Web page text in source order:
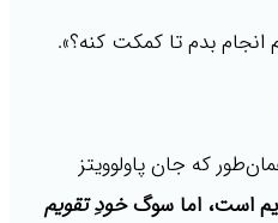
بدم تا کمکت کنه؟».
که جان پاولوویتز
است، اما سوگخودِ تقویم